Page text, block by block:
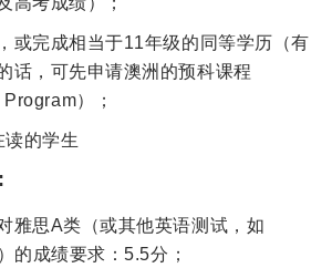
或完成相当于11年级的同等学历（有
话，可先申请澳洲的预科课程
）；
读的学生
雅思A类（或其他英语测试，如
的成绩要求：5.5分；